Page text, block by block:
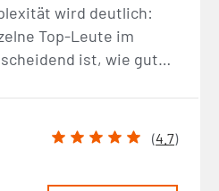
wird deutlich:
Top-Leute im
ist, wie gut…
(4.7)